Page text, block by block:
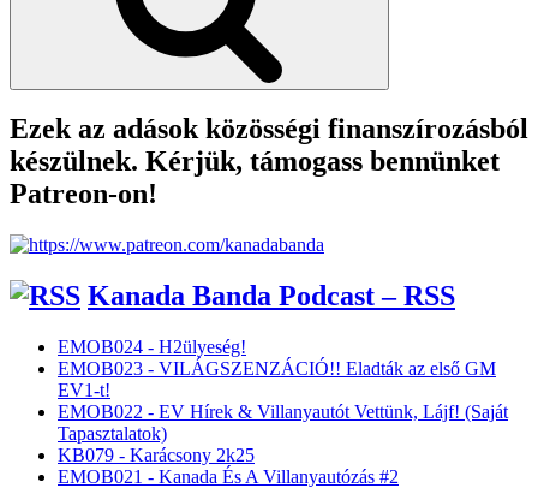
Ezek az adások közösségi finanszírozásból
készülnek. Kérjük, támogass bennünket
Patreon-on!
Kanada Banda Podcast – RSS
EMOB024 - H2ülyeség!
EMOB023 - VILÁGSZENZÁCIÓ!! Eladták az első GM
EV1-t!
EMOB022 - EV Hírek & Villanyautót Vettünk, Lájf! (Saját
Tapasztalatok)
KB079 - Karácsony 2k25
EMOB021 - Kanada És A Villanyautózás #2